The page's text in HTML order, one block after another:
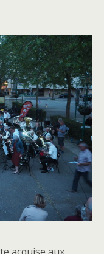
acquise aux